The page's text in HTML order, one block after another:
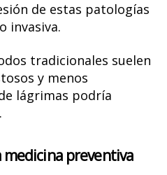
de estas patologías
invasiva.
tradicionales suelen
y menos
lágrimas podría
medicina preventiva